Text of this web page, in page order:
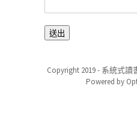
Copyright 2019 - 系統式讀
Powered by